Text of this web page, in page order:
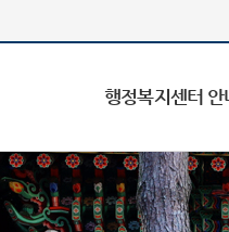
행정복지센터 안